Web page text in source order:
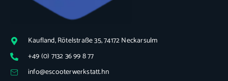
Kaufland, Rötelstraße 35, 74172 Neckarsulm
+49 (0) 7132 36 99 8 77
info@escooterwerkstatt.hn